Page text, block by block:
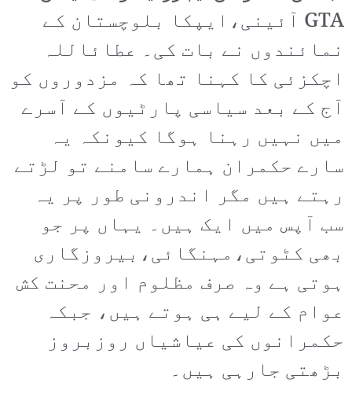
GTA آئینی،ایپکا بلوچستان کے
نمائندوں نے بات کی۔ عطائاللہ
اچکزئی کا کہنا تھا کہ مزدوروں کو
آج کے بعد سیاسی پارٹیوں کے آسرے
میں نہیں رہنا ہوگا کیونکہ یہ
سارے حکمران ہمارے سامنے تو لڑتے
رہتے ہیں مگر اندرونی طور پر یہ
سب آپس میں ایک ہیں۔ یہاں پر جو
بھی کٹوتی،مہنگائی،بیروزگاری
ہوتی ہے وہ صرف مظلوم اور محنت کش
عوام کے لیے ہی ہوتے ہیں، جبکہ
حکمرانوں کی عیاشیاں روزبروز
بڑھتی جارہی ہیں۔